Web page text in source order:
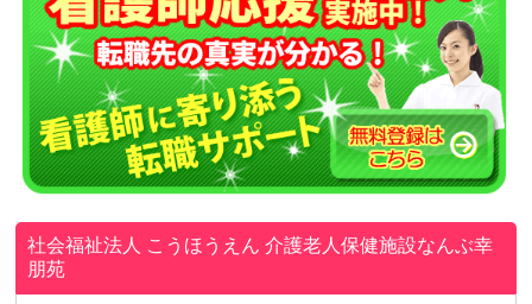
社会福祉法人 こうほうえん介護老人保健施設なんぶ幸
朋苑